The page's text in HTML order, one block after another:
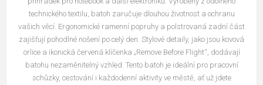
technického textilu, batoh zaručuje dlouhou životnost a ochranu
vašich věcí. Ergonomické ramenní popruhy a polstrovaná zadní část
zajišťují pohodlné nošení po celý den. Stylové detaily, jako jsou kovová
orlice a ikonická červená klíčenka „Remove Before Flight“, dodávají
batohu nezaměnitelný vzhled. Tento batoh je ideální pro pracovní
schůzky, cestování i každodenní aktivity ve městě, ať už jdete